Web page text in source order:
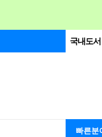
국내도서
빠른분